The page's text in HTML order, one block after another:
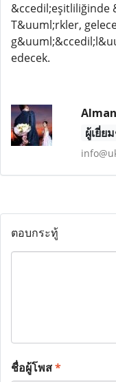
T&uuml;rkler,
edecek.
ผู้เยี่ย
ตอบกระทู้
ชื่อผู้โพส*